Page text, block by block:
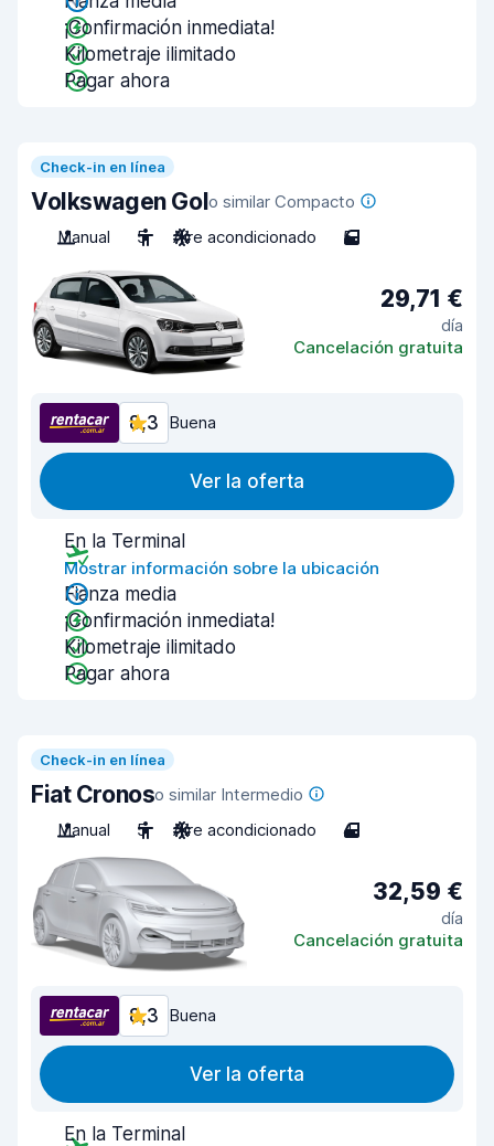
¡Confirmación inmediata!
Kilometraje ilimitado
Pagar ahora
Check-in en línea
Volkswagen Golo similar Compacto
Manual
5 Aire acondicionado 5
29,71 €
día
Cancelación gratuita
8,3 Buena
Ver la oferta
En la Terminal
Mostrar información sobre la ubicación
Fianza media
¡Confirmación inmediata!
Kilometraje ilimitado
Pagar ahora
Check-in en línea
Fiat Cronoso similar Intermedio
Manual
5 Aire acondicionado 4
32,59 €
día
Cancelación gratuita
8,3 Buena
Ver la oferta
En la Terminal